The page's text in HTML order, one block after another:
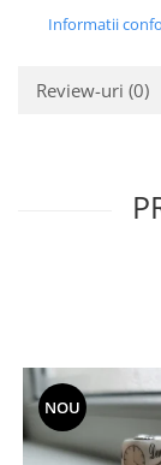
Informatii
Review-uri (0)
NOU